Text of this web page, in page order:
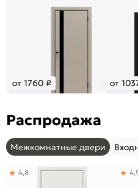
от 1760 ₽ от
Распродажа
Межкомнатные двери
4,8